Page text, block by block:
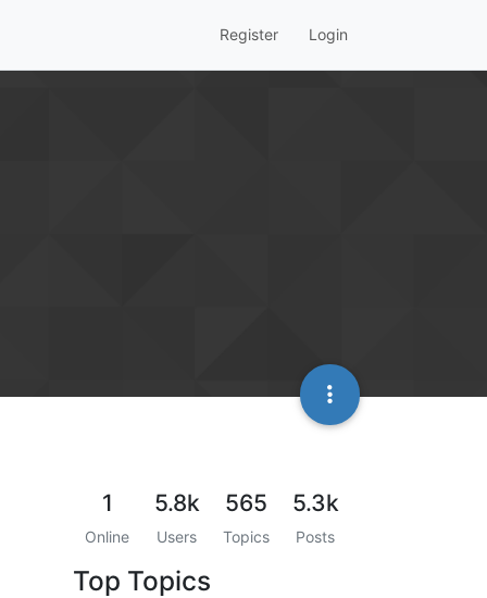
Register Login
1
Online
5.8k
Users
565
Topics
5.3k
Posts
Top Topics